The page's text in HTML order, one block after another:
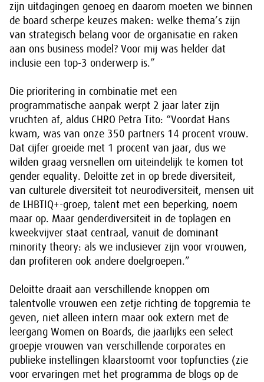
zijn uitdagingen genoeg en daarom moeten we binnen
de board scherpe keuzes maken: welke thema’s zijn
van strategisch belang voor de organisatie en raken
aan ons business model? Voor mij was helder dat
inclusie een top-3 onderwerp is.”
Die prioritering in combinatie met een
programmatische aanpak werpt 2 jaar later zijn
vruchten af, aldus CHRO Petra Tito: “Voordat Hans
kwam, was van onze 350 partners 14 procent vrouw.
Dat cijfer groeide met 1 procent van jaar, dus we
wilden graag versnellen om uiteindelijk te komen tot
gender equality. Deloitte zet in op brede diversiteit,
van culturele diversiteit tot neurodiversiteit, mensen uit
de LHBTIQ+-groep, talent met een beperking, noem
maar op. Maar genderdiversiteit in de toplagen en
kweekvijver staat centraal, vanuit de dominant
minority theory: als we inclusiever zijn voor vrouwen,
dan profiteren ook andere doelgroepen.”
Deloitte draait aan verschillende knoppen om
talentvolle vrouwen een zetje richting de topgremia te
geven, niet alleen intern maar ook extern met de
leergang Women on Boards, die jaarlijks een select
groepje vrouwen van verschillende corporates en
publieke instellingen klaarstoomt voor topfuncties (zie
voor ervaringen met het programma de blogs op de